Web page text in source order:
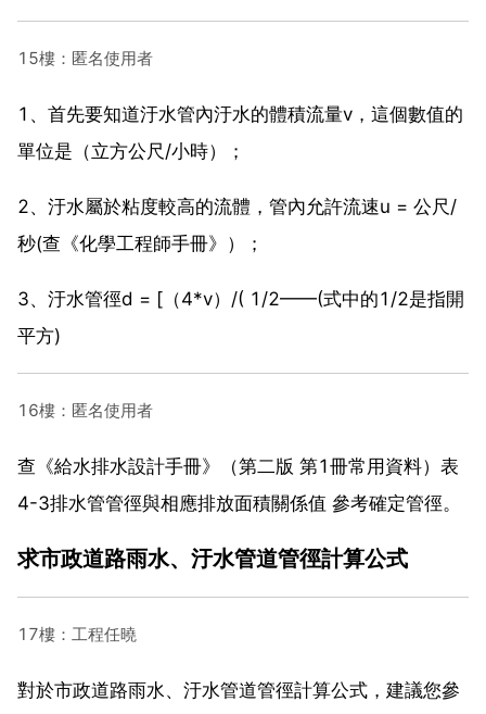
15樓：匿名使用者
1、首先要知道汙水管內汙水的體積流量v，這個數值的
單位是（立方公尺/小時）；
2、汙水屬於粘度較高的流體，管內允許流速u = 公尺/
秒(查《化學工程師手冊》）；
3、汙水管徑d = [（4*v）/( 1/2——(式中的1/2是指開
平方)
16樓：匿名使用者
查《給水排水設計手冊》（第二版 第1冊常用資料）表
4-3排水管管徑與相應排放面積關係值 參考確定管徑。
求市政道路雨水、汙水管道管徑計算公式
17樓：工程任曉
對於市政道路雨水、汙水管道管徑計算公式，建議您參